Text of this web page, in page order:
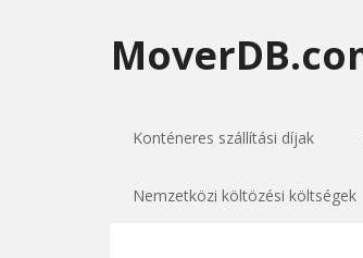
Konténeres szállítási díjak
Nemzetközi költözési költségek